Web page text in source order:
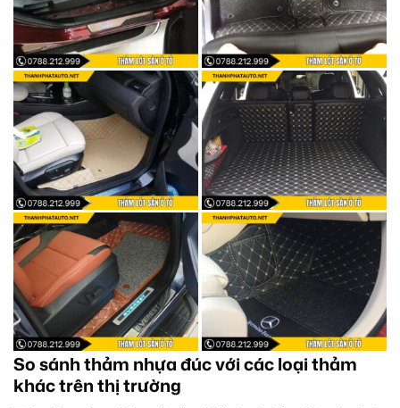
So sánh thảm nhựa đúc với các loại thảm
khác trên thị trường